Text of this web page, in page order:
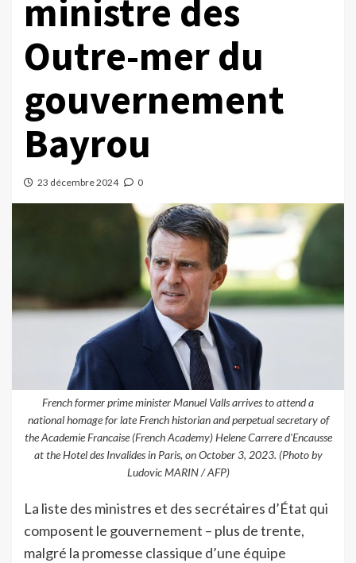
ministre des
Outre-mer du
gouvernement
Bayrou
23 décembre 2024 0
French former prime minister Manuel Valls arrives to attend a
national homage for late French historian and perpetual secretary of
the Academie Francaise (French Academy) Helene Carrere d'Encausse
at the Hotel des Invalides in Paris, on October 3, 2023. (Photo by
Ludovic MARIN / AFP)
La liste des ministres et des secrétaires d’État qui
composent le gouvernement – plus de trente,
malgré la promesse classique d’une équipe